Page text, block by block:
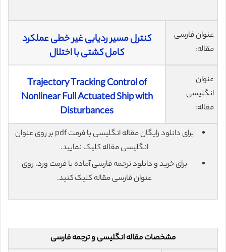
عنوان فارسی
مقاله:
کنترل مسیر ردیابی غیر خطی عملکرد
کامل کشتی با اختلال
عنوان
انگلیسی
مقاله:
Trajectory Tracking Control of
Nonlinear Full Actuated Ship with
Disturbances
برای دانلود رایگان مقاله انگلیسی با فرمت pdf بر روی عنوان
انگلیسی مقاله کلیک نمایید.
برای خرید و دانلود ترجمه فارسی آماده با فرمت ورد، روی
عنوان فارسی مقاله کلیک کنید.
مشخصات مقاله انگلیسی و ترجمه فارسی